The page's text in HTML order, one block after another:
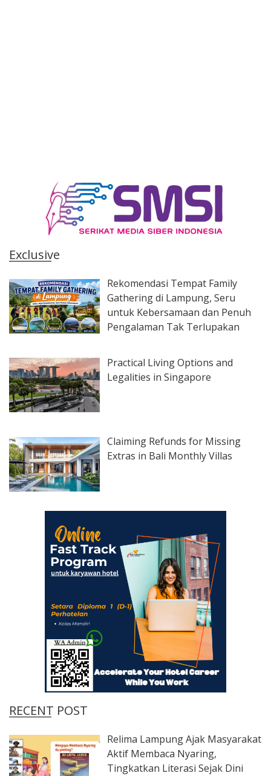
Exclusive
Rekomendasi Tempat Family
Gathering di Lampung, Seru
untuk Kebersamaan dan Penuh
Pengalaman Tak Terlupakan
Practical Living Options and
Legalities in Singapore
Claiming Refunds for Missing
Extras in Bali Monthly Villas
RECENT POST
Relima Lampung Ajak Masyarakat
Aktif Membaca Nyaring,
Tingkatkan Literasi Sejak Dini